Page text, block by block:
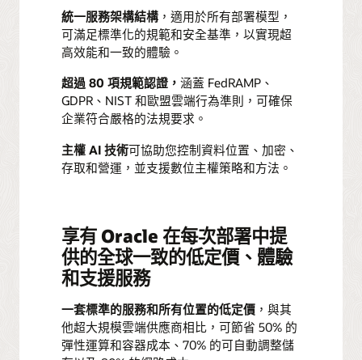
統一服務架構結構，適用於所有部署模型，
可滿足標準化的規範和安全基準，以實現超
高效能和一致的體驗。
超過 80 項規範認證， 涵蓋 FedRAMP、
GDPR、NIST 和歐盟雲端行為準則，可確保
企業符合嚴格的法規要求。
主權 AI 技術可協助您控制資料位置、加密、
存取和營運，並支援數位主權策略和方法。
享有 Oracle 在每次部署中提
供的全球一致的低定價、體驗
和支援服務
一套標準的服務和所有位置的低定價，與其
他超大規模雲端供應商相比，可節省 50% 的
彈性運算和容器成本、70% 的可自動調整儲